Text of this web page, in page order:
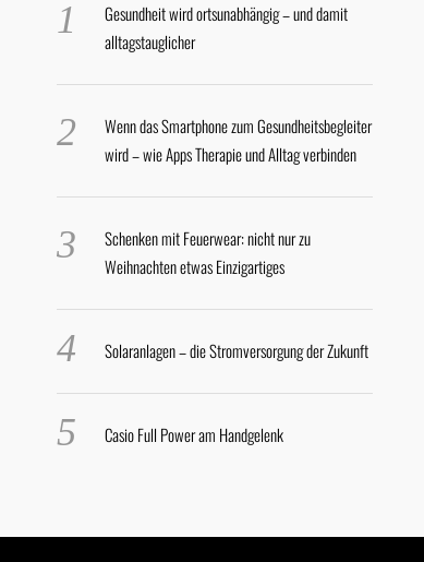
Gesundheit wird ortsunabhängig – und damit
alltagstauglicher
Wenn das Smartphone zum Gesundheitsbegleiter
wird – wie Apps Therapie und Alltag verbinden
Schenken mit Feuerwear: nicht nur zu
Weihnachten etwas Einzigartiges
Solaranlagen – die Stromversorgung der Zukunft
Casio Full Power am Handgelenk